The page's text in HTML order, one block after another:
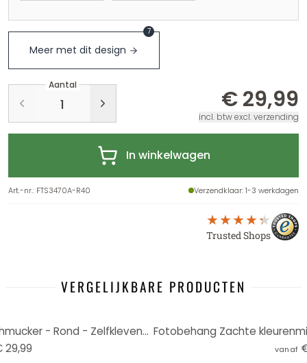
Meer met dit design
7
Aantal
€ 29,99
incl. btw excl. verzending
In winkelwagen
Art.-nr.: FTS3470A-R40 Verzendklaar: 1-3 werkdagen
Trusted Shops
VERGELIJKBARE PRODUCTEN
Contrast van ijs en gloed - Schmucker - Rond - Zelfklevend/niet-geweven
29,99
vanaf